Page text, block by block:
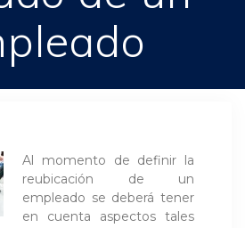
Al momento de definir la
reubicación de un
empleado se deberá tener
en cuenta aspectos tales